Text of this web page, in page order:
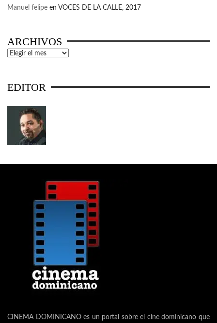
Manuel felipe en VOCES DE LA CALLE, 2017
ARCHIVOS
Archivos
EDITOR
CINEMA DOMINICANO es un portal sobre el cine dominicano que